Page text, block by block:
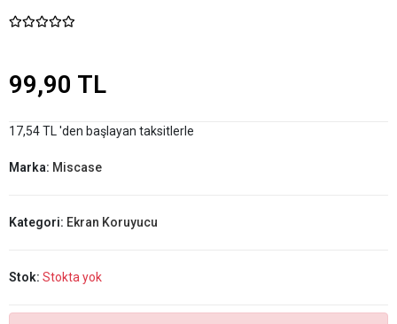
99,90 TL
17,54 TL 'den başlayan taksitlerle
Marka: Miscase
Kategori: Ekran Koruyucu
Stok: Stokta yok